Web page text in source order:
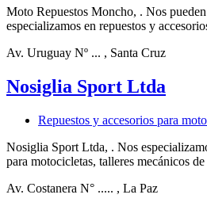
Moto Repuestos Moncho, . Nos
especializamos en repuestos y
Av. Uruguay Nº ... , Santa Cruz
Nosiglia Sport Ltda
Repuestos y accesorios para
Nosiglia Sport Ltda, . Nos
para motocicletas, talleres mecánicos
Av. Costanera N° ..... , La Paz